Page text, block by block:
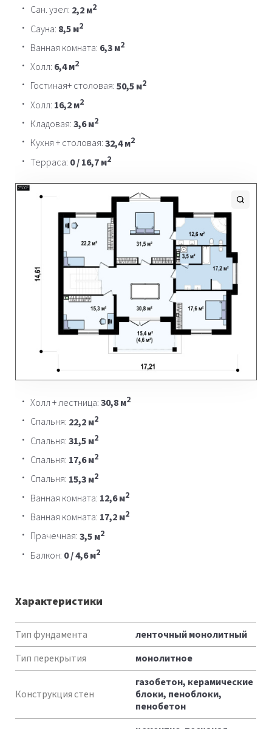
Сан. узел: 2,2 м2
Сауна: 8,5 м2
Ванная комната: 6,3 м2
Холл: 6,4 м2
Гостиная+ столовая:50,5 м2
Холл: 16,2 м2
Кладовая:3,6 м2
Кухня + столовая:32,4 м2
Терраса: 0 / 16,7 м2
Холл + лестница:30,8 м2
Спальня: 22,2 м2
Спальня:31,5 м2
Спальня: 17,6 м2
Спальня: 15,3 м2
Ванная комната: 12,6 м2
Ванная комната: 17,2 м2
Прачечная:3,5 м2
Балкон: 0 / 4,6 м2
Характеристики
Характеристики
Тип фундамента
ленточный монолитный
Тип перекрытия
монолитное
Конструкция стен
газобетон, керамические
блоки, пеноблоки,
пенобетон